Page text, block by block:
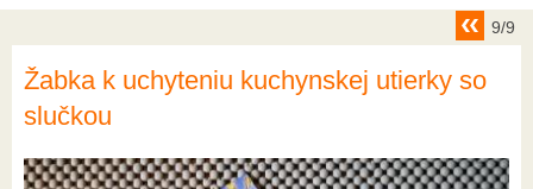
9/9
Žabka k uchyteniu kuchynskej utierky so
slučkou